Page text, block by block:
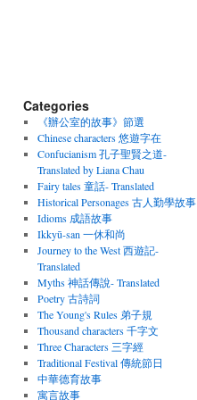
Categories
《辦公室的故事》節選
Chinese characters 悠遊字在
Confucianism 孔子聖賢之道-
Translated by Liana Chau
Fairy tales 童話- Translated
Historical Personages 古人勤學故事
Idioms 成語故事
Ikkyū-san 一休和尚
Journey to the West 西遊記-
Translated
Myths 神話傳說- Translated
Poetry 古詩詞
The Young's Rules 弟子規
Thousand characters 千字文
Three Characters 三字經
Traditional Festival 傳統節日
中華德育故事
寓言故事